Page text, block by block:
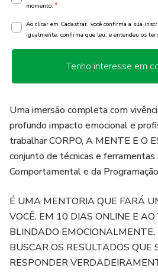
momento. *
Ao clicar em Cadastrar, você confirma a sua
igualmente, confirma que leu, e entendeu os
Tenho interesse em
Uma imersão completa com
profundo impacto emocional e
trabalhar CORPO, A MENTE E O
conjunto de técnicas e ferramentas
Comportamental e da
É UMA MENTORIA QUE FARÁ
VOCÊ. EM 10 DIAS ONLINE E
BLINDADO EMOCIONALMENTE,
BUSCAR OS RESULTADOS QUE
RESPONDER